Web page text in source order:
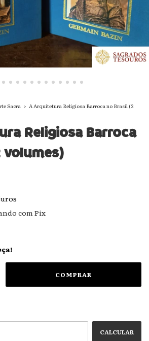
Sacra > A Arquitetura Religiosa Barroca no Brasil (2
Religiosa Barroca
volumes)
com Pix
CALCULAR